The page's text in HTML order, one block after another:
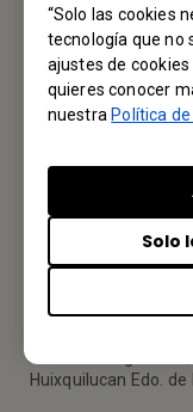
“Solo las cookies
tecnología que no
ajustes de
quieres conocer
nuestraPolítica
Solo
Nos
Huixquilucan Edo. de